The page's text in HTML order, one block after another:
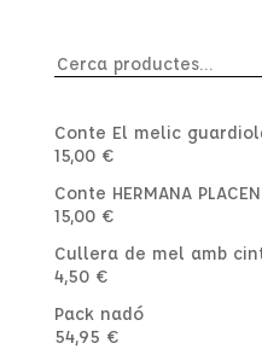
Cerca:
Conte El melic
15,00 €
Conte HERMANA
15,00 €
Cullera de mel amb
4,50 €
Pack nadó
54,95 €